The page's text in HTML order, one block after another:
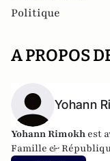
Politique
A PROPOS
Yohann
Yohann Rimokh est
Famille &